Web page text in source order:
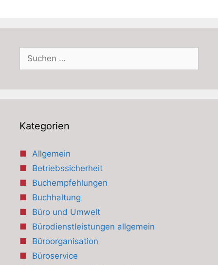
Suchen
nach:
Kategorien
Allgemein
Betriebssicherheit
Buchempfehlungen
Buchhaltung
Büro und Umwelt
Bürodienstleistungen allgemein
Büroorganisation
Büroservice